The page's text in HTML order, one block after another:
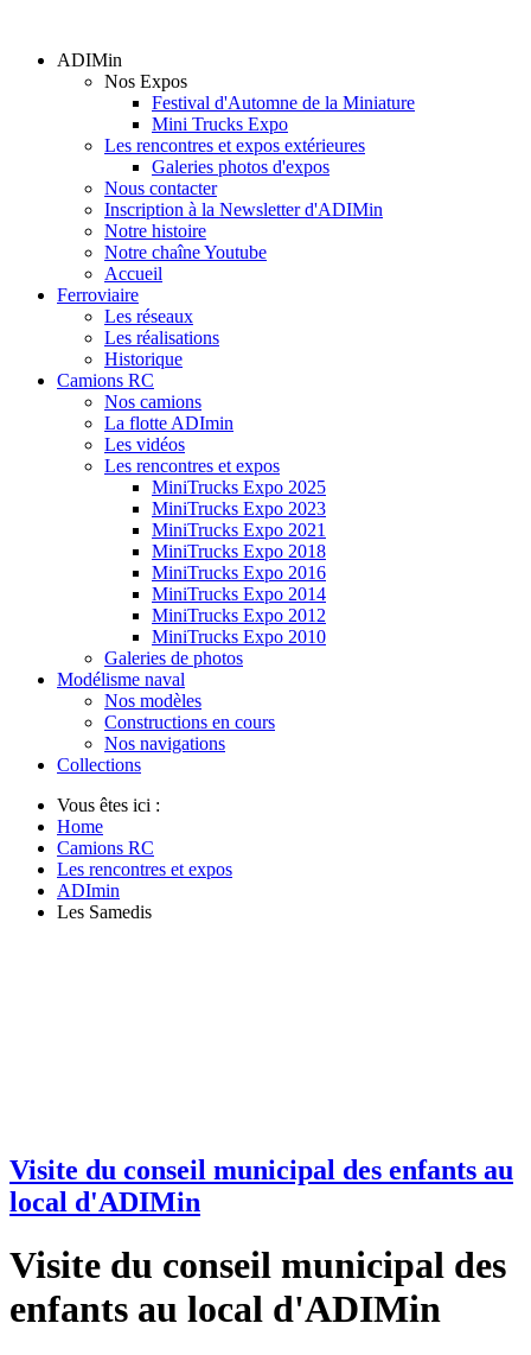
ADIMin
Nos Expos
Festival d'Automne de la Miniature
Mini Trucks Expo
Les rencontres et expos extérieures
Galeries photos d'expos
Nous contacter
Inscription à la Newsletter d'ADIMin
Notre histoire
Notre chaîne Youtube
Accueil
Ferroviaire
Les réseaux
Les réalisations
Historique
Camions RC
Nos camions
La flotte ADImin
Les vidéos
Les rencontres et expos
MiniTrucks Expo 2025
MiniTrucks Expo 2023
MiniTrucks Expo 2021
MiniTrucks Expo 2018
MiniTrucks Expo 2016
MiniTrucks Expo 2014
MiniTrucks Expo 2012
MiniTrucks Expo 2010
Galeries de photos
Modélisme naval
Nos modèles
Constructions en cours
Nos navigations
Collections
Vous êtes ici :
Home
Camions RC
Les rencontres et expos
ADImin
Les Samedis
Visite du conseil municipal des enfants au
local d'ADIMin
Visite du conseil municipal des
enfants au local d'ADIMin